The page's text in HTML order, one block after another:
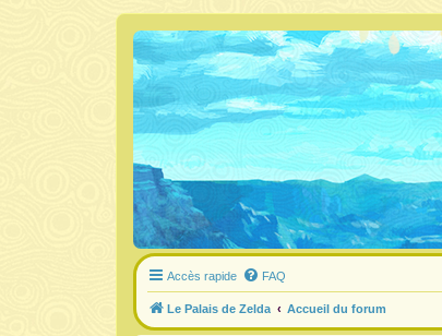
Accès rapide FAQ
Le Palais de Zelda Accueil du forum